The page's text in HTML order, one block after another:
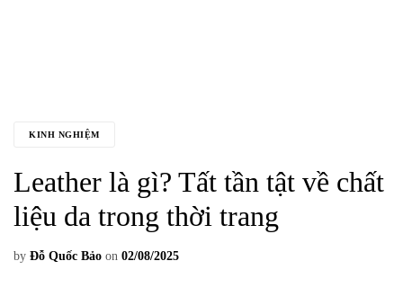
KINH NGHIỆM
Leather là gì? Tất tần tật về chất
liệu da trong thời trang
by Đỗ Quốc Bảo on 02/08/2025